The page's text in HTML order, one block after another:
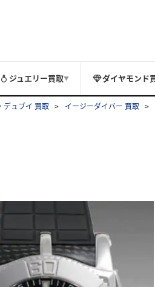
ジュエリー買取▼ ダイヤモンド
デュブイ 買取 イージーダイバー 買取